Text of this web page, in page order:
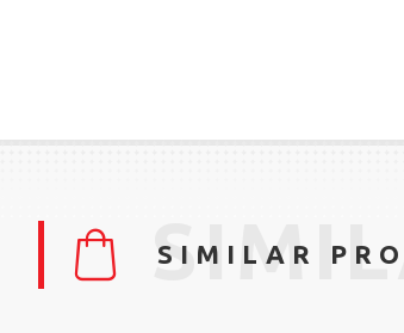
SIMILAR